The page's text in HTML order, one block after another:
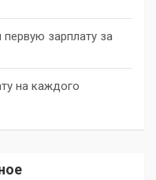
зарплату за
на каждого